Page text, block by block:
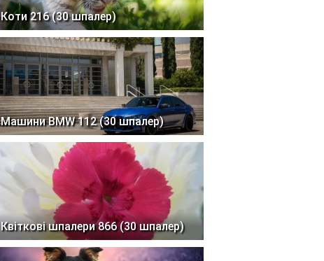
Коти 216 (30 шпалер)
Машини BMW 112 (30 шпалер)
Квіткові шпалери 866 (30 шпалер)